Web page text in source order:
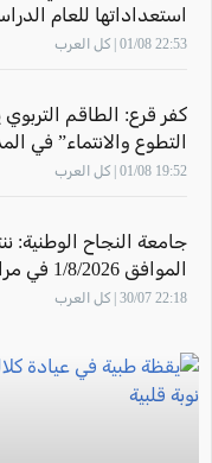
استعداداتها للعام
طلاب الصف العاشر
22:53 01/08 | كل العرب
كفر قرع: الطاقم
التطوع والانتماء” في
اسم أحمد عبد الله يحيى
19:52 01/08 | كل العرب
جامعة النجاح الوطنية:
الموافق 1/
والارشاد
22:18 30/07 | كل العرب